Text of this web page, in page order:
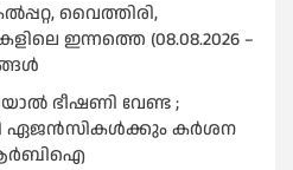
വൈത്തിരി,
ഇന്നത്തെ (08.08.2026 –
ഭീഷണി വേണ്ട ;
ഏജൻസികള്‍ക്കും കര്‍ശന
ആര്‍ബിഐ